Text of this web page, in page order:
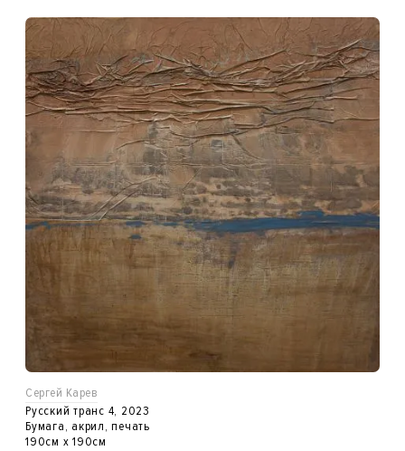
Сергей Карев
Русский транс 4, 2023
Бумага, акрил, печать
190см x 190см